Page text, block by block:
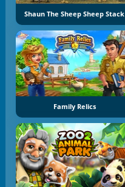
Shaun The Sheep Sheep Stack
Family Relics